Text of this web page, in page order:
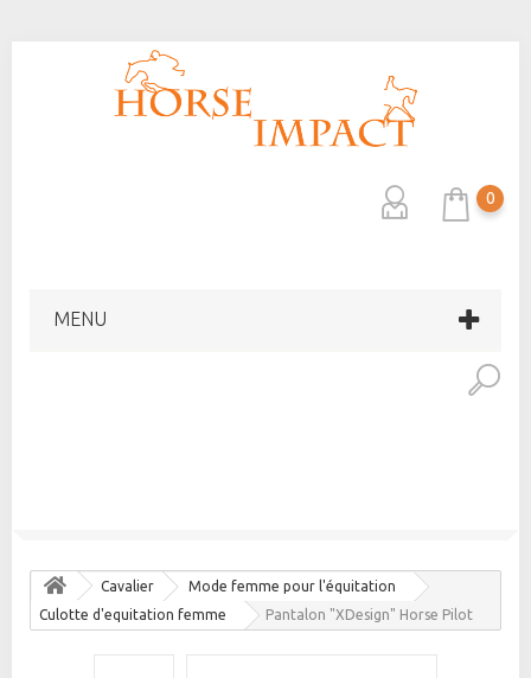
0
MENU
Cavalier
Mode femme pour l'équitation
Culotte d'equitation femme
Pantalon "XDesign" Horse Pilot